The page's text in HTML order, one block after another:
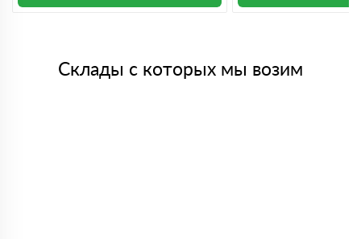
Склады с которых мы возим